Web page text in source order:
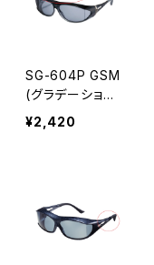
SG-604P GSM
(グラデーション
スモーク) パー
ツ 右テンプル
¥2,420